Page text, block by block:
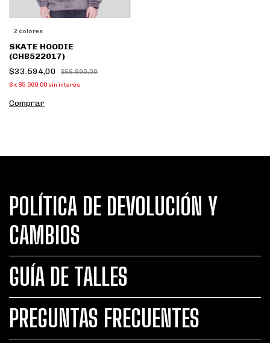
2 colores
SKATE HOODIE
(CHB522017)
$33.594,00
$55.990,00
6x $5.599,00 sin interés
Comprar
POLÍTICA DE DEVOLUCIÓN Y
CAMBIOS
GUÍA DE TALLES
PREGUNTAS FRECUENTES